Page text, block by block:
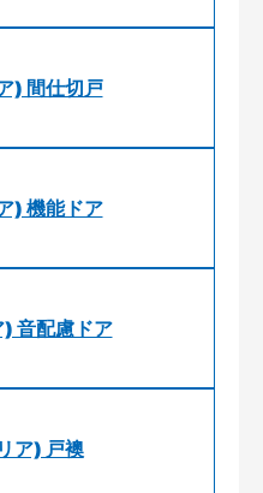
) 間仕切戸
) 機能ドア
音配慮ドア
ア) 戸襖